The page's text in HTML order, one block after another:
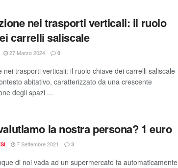
nei trasporti verticali: il ruolo
carrelli saliscale
27 Marzo 2024 0
nei trasporti verticali: il ruolo chiave dei carrelli saliscale
abitativo, caratterizzato da una crescente
degli spazi ...
la nostra persona? 1 euro
7 Settembre 2021 3
di noi vada ad un supermercato fa automaticamente